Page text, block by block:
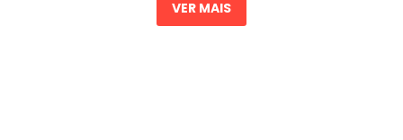
VER MAIS